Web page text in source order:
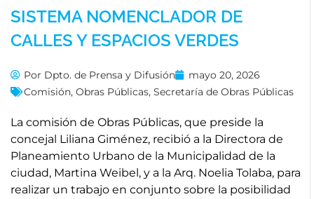
SISTEMA NOMENCLADOR DE
CALLES Y ESPACIOS VERDES
Por Dpto. de Prensa y Difusión
mayo 20, 2026
Comisión, Obras Públicas, Secretaría de Obras Públicas
La comisión de Obras Públicas, que preside la
concejal Liliana Giménez, recibió a la Directora de
Planeamiento Urbano de la Municipalidad de la
ciudad, Martina Weibel, y a la Arq. Noelia Tolaba, para
realizar un trabajo en conjunto sobre la posibilidad